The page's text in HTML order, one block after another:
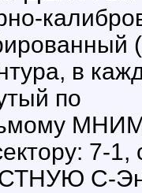
в
по
7-
С-